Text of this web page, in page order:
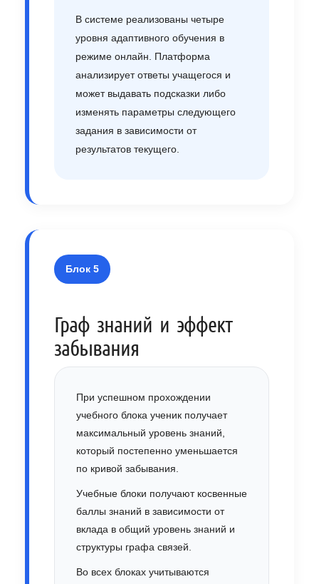
В системе реализованы четыре
уровня адаптивного обучения в
режиме онлайн. Платформа
анализирует ответы учащегося и
может выдавать подсказки либо
изменять параметры следующего
задания в зависимости от
результатов текущего.
Блок 5
Граф знаний и эффект
забывания
При успешном прохождении
учебного блока ученик получает
максимальный уровень знаний,
который постепенно уменьшается
по кривой забывания.
Учебные блоки получают косвенные
баллы знаний в зависимости от
вклада в общий уровень знаний и
структуры графа связей.
Во всех блоках учитываются